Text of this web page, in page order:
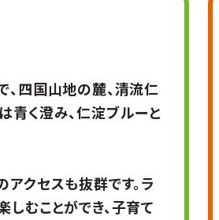
、四国山地の麓、清流仁
青く澄み、仁淀ブルーと
クセスも抜群です。ラ
むことができ、子育て